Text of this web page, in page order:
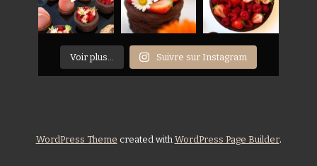
Voir plus... Suivre sur Instagram
WordPress Theme created with WordPress Page Builder.